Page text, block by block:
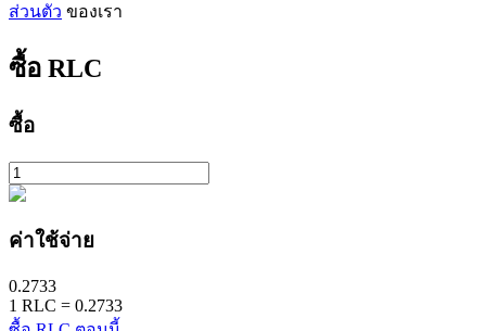
พันธมิตร Bitrue
พันธมิตร Bitrue
มากถึง 65% คอมมิชชั่น!
ส่วนตัว ของเรา
ซื้อ RLC
ซื้อ
ค่าใช้จ่าย
0.2733
1 RLC = 0.2733